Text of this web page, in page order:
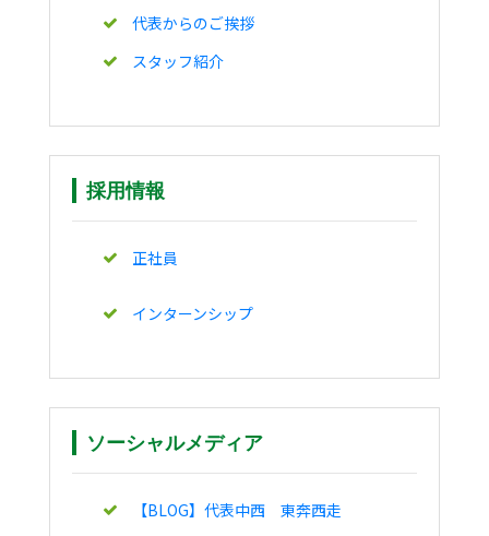
代表からのご挨拶
スタッフ紹介
採用情報
正社員
インターンシップ
ソーシャルメディア
【BLOG】代表中西 東奔西走